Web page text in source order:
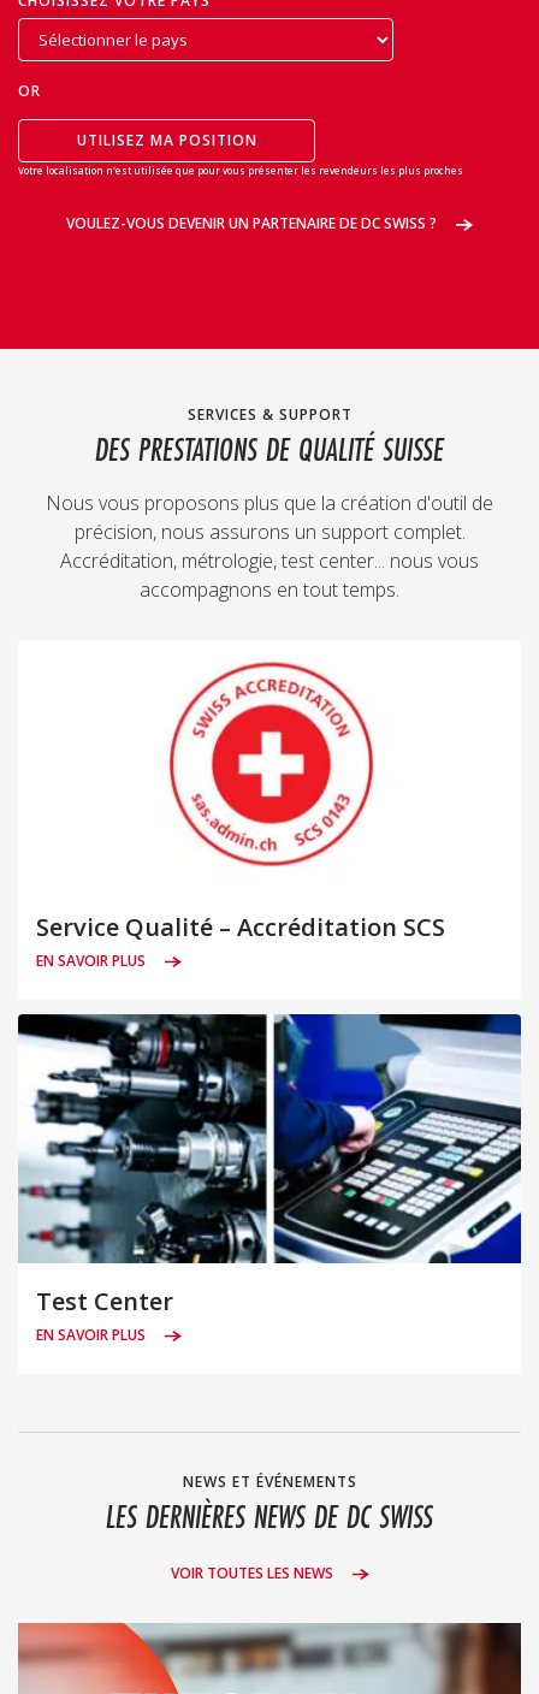
OR
UTILISEZ MA POSITION
Votre localisation n'est utilisée que pour vous présenter les revendeurs les plus proches
VOULEZ-VOUS DEVENIR UN PARTENAIRE DE DC SWISS ?
SERVICES & SUPPORT
DES PRESTATIONS DE QUALITÉ SUISSE
Nous vous proposons plus que la création d'outil de
précision, nous assurons un support complet.
Accréditation, métrologie, test center... nous vous
accompagnons en tout temps.
Service Qualité – Accréditation SCS
EN SAVOIR PLUS
Test Center
EN SAVOIR PLUS
NEWS ET ÉVÉNEMENTS
LES DERNIÈRES NEWS DE DC SWISS
VOIR TOUTES LES NEWS